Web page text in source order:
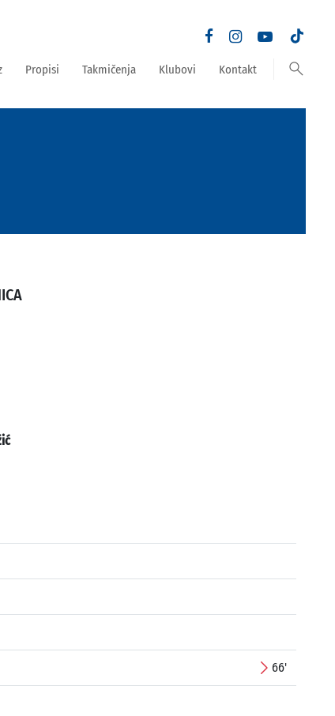
Propisi Takmičenja Klubovi Kontakt search
66'